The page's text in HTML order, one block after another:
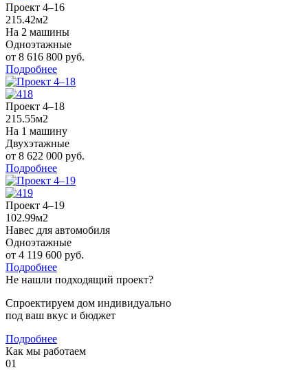
Проект 4–16
215.42м2
На 2 машины
Одноэтажные
от 8 616 800 руб.
Подробнее
Проект 4–18
215.55м2
На 1 машину
Двухэтажные
от 8 622 000 руб.
Подробнее
Проект 4–19
102.99м2
Навес для автомобиля
Одноэтажные
от 4 119 600 руб.
Подробнее
Не нашли подходящий проект?
Спроектируем дом индивидуально
под ваш вкус и бюджет
Подробнее
Как мы работаем
01